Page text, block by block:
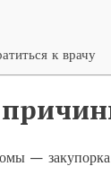
к врачу
—